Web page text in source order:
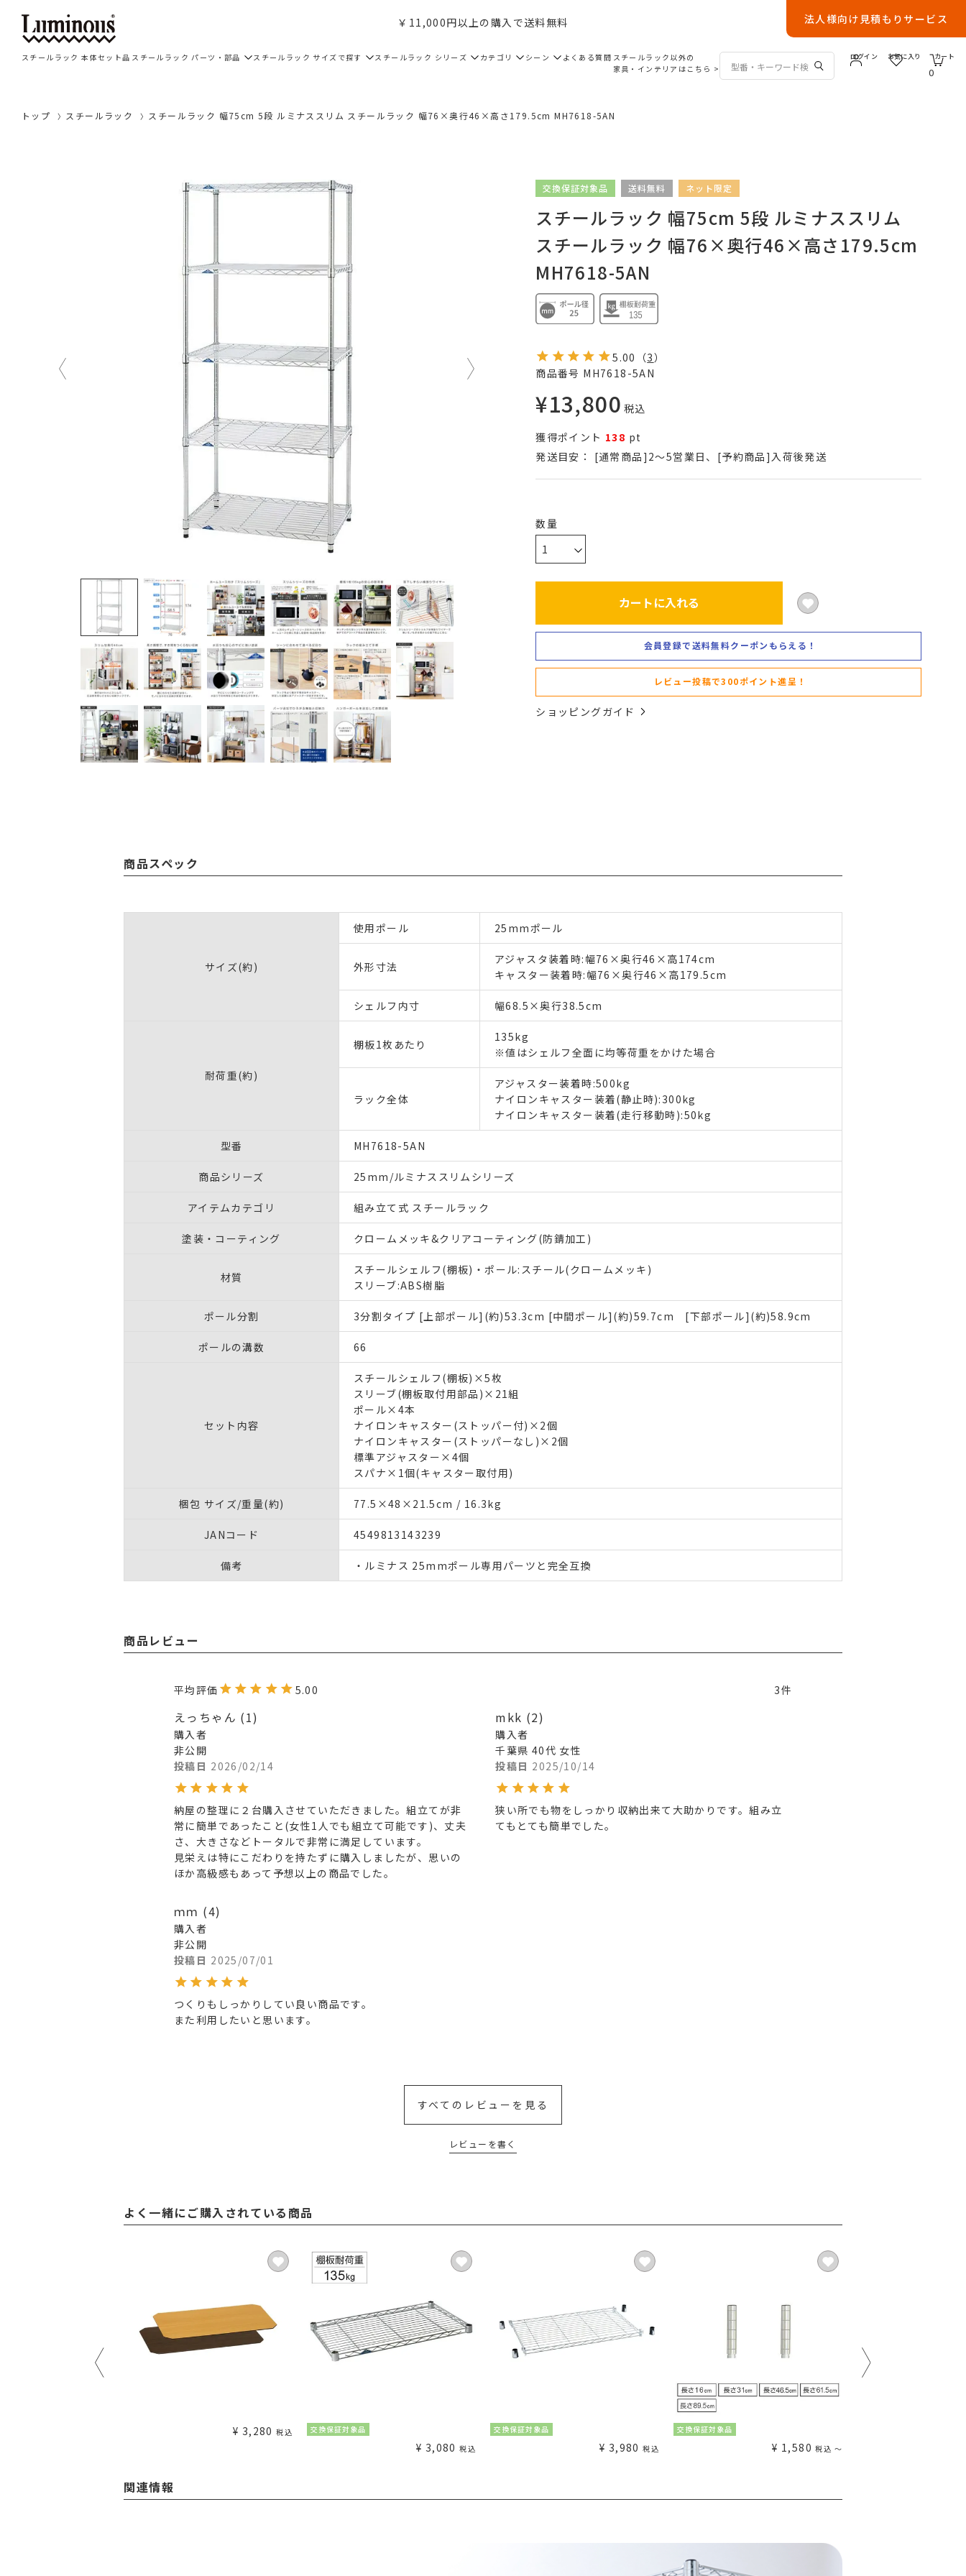
￥11,000円以上の購入で送料無料 法人様向け見積もりサービス
スチールラック 本体セット品 スチールラック パーツ・部品 スチールラック サイズで探す スチールラック シリーズ カテゴリ シーン よくある質問 スチールラック以外の
家具・インテリアはこちら >
ログイン お気に入り
0
カート
トップ スチールラック スチールラック 幅75cm 5段 ルミナススリム スチールラック 幅76×奥行46×高さ179.5cm MH7618-5AN
交換保証対象品 送料無料 ネット限定
スチールラック 幅75cm 5段 ルミナススリム
スチールラック 幅76×奥行46×高さ179.5cm
MH7618-5AN
5.00 （3）
商品番号 MH7618-5AN
¥13,800 税込
獲得ポイント 138 pt
発送目安：
[通常商品]2～5営業日、[予約商品]入荷後発送
カートに入れる
会員登録で送料無料クーポンもらえる！
レビュー投稿で300ポイント進呈！
ショッピングガイド
商品スペック
サイズ(約)
使用ポール 25mmポール
外形寸法
アジャスタ装着時:幅76×奥行46×高174cm
キャスター装着時:幅76×奥行46×高179.5cm
シェルフ内寸 幅68.5×奥行38.5cm
耐荷重(約)
棚板1枚あたり
135kg
※値はシェルフ全面に均等荷重をかけた場合
ラック全体
アジャスター装着時:500kg
ナイロンキャスター装着(静止時):300kg
ナイロンキャスター装着(走行移動時):50kg
型番 MH7618-5AN
商品シリーズ 25mm/ルミナススリムシリーズ
アイテムカテゴリ 組み立て式 スチールラック
塗装・コーティング クロームメッキ&クリアコーティング(防錆加工)
材質
スチールシェルフ(棚板)・ポール:スチール(クロームメッキ)
スリーブ:ABS樹脂
ポール分割 3分割タイプ [上部ポール](約)53.3cm [中間ポール](約)59.7cm [下部ポール](約)58.9cm
ポールの溝数 66
セット内容
スチールシェルフ(棚板)×5枚
スリーブ(棚板取付用部品)×21組
ポール×4本
ナイロンキャスター(ストッパー付)×2個
ナイロンキャスター(ストッパーなし)×2個
標準アジャスター×4個
スパナ×1個(キャスター取付用)
梱包 サイズ/重量(約) 77.5×48×21.5cm / 16.3kg
JANコード 4549813143239
備考 ・ルミナス 25mmポール専用パーツと完全互換
商品レビュー
5.00 3
えっちゃん 1
購入者
非公開
投稿日 2026/02/14
納屋の整理に２台購入させていただきました。組立てが非
常に簡単であったこと(女性1人でも組立て可能です)、丈夫
さ、大きさなどトータルで非常に満足しています。
見栄えは特にこだわりを持たずに購入しましたが、思いの
ほか高級感もあって予想以上の商品でした。
mkk 2
購入者
千葉県 40代 女性
投稿日 2025/10/14
狭い所でも物をしっかり収納出来て大助かりです。組み立
てもとても簡単でした。
ｍｍ 4
購入者
非公開
投稿日 2025/07/01
つくりもしっかりしてい良い商品です。
また利用したいと思います。
すべてのレビューを見る
レビューを書く
よく一緒にご購入されている商品
¥ 3,280 税込 交換保証対象品
¥ 3,080 税込
交換保証対象品
¥ 3,980 税込
交換保証対象品
¥ 1,580 税込 〜
関連情報